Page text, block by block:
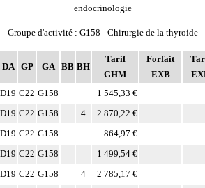
DA GP GA BB BH
Tarif
GHM
Forfait
EXB
D19 C22 G158
1 545,33 €
D19 C22 G158 4
2 870,22 €
D19 C22 G158
864,97 €
D19 C22 G158
1 499,54 €
D19 C22 G158 4
2 785,17 €
endocrinologie
Groupe d'activité : G158 - Chirurgie de la thyroide